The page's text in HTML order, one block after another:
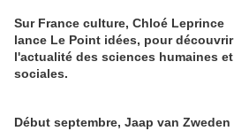
Sur France culture, Chloé Leprince
lance Le Point idées, pour découvrir
l'actualité des sciences humaines et
sociales.
Début septembre, Jaap van Zweden